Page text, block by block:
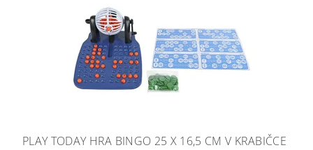
PLAY TODAY HRA BINGO 25 X 16,5 CM V KRABIČCE